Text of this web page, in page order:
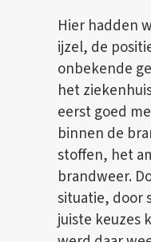
Hier hadden
ijzel, de
onbekende
het
eerst goed
binnen de
stoffen, het
brandweer.
situatie, door
juiste keuzes